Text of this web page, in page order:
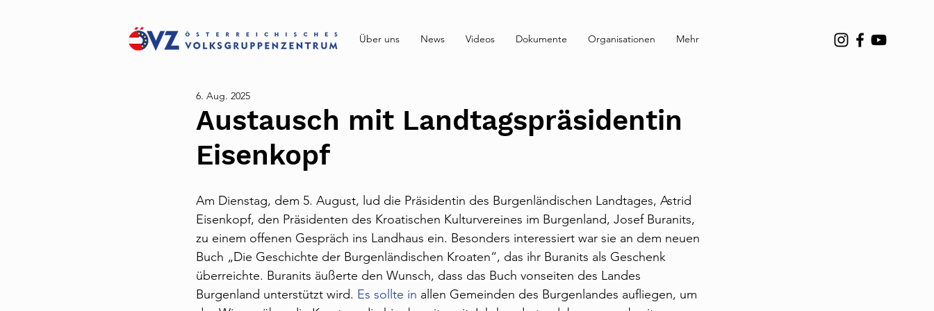
Über uns News Videos Dokumente Organisationen Mehr
Austausch mit Landtagspräsidentin
Eisenkopf
6. Aug. 2025
Am Dienstag, dem 5. August, lud die Präsidentin des Burgenländischen Landtages, Astrid
Eisenkopf, den Präsidenten des Kroatischen Kulturvereines im Burgenland, Josef Buranits,
zu einem offenen Gespräch ins Landhaus ein. Besonders interessiert war sie an dem neuen
Buch „Die Geschichte der Burgenländischen Kroaten“, das ihr Buranits als Geschenk
überreichte. Buranits äußerte den Wunsch, dass das Buch vonseiten des Landes
Burgenland unterstützt wird. Es sollte in allen Gemeinden des Burgenlandes aufliegen, um